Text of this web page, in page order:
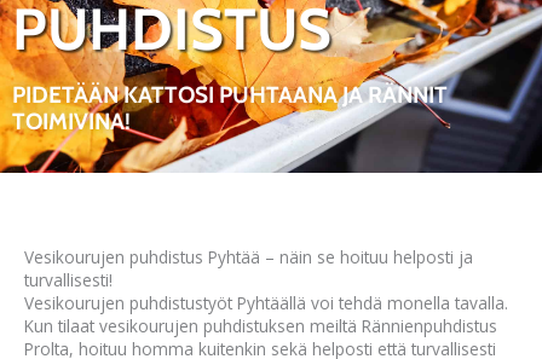
PUHDISTUS
PIDETÄÄN KATTOSI PUHTAANA JA RÄNNIT
TOIMIVINA!
Vesikourujen puhdistus Pyhtää – näin se hoituu helposti ja
turvallisesti!
Vesikourujen puhdistustyöt Pyhtäällä voi tehdä monella tavalla.
Kun tilaat vesikourujen puhdistuksen meiltä Rännienpuhdistus
Prolta, hoituu homma kuitenkin sekä helposti että turvallisesti